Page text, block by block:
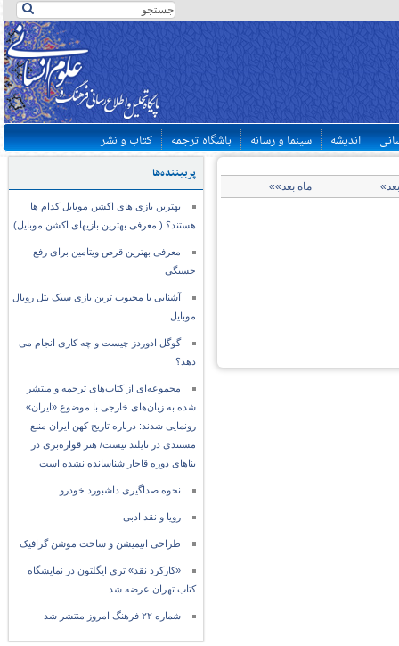
اندیشه سینما و رسانه باشگاه ترجمه کتاب و نشر
پربیننده‌ها
بهترین بازی های اکشن موبایل کدام ها
هستند؟ ( معرفی بهترین بازیهای اکشن موبایل)
معرفی بهترین قرص ویتامین برای رفع
خستگی
آشنایی با محبوب ترین بازی سبک بتل رویال
موبایل
گوگل ادوردز چیست و چه کاری انجام می
دهد؟
مجموعه‌ای از کتاب‌های ترجمه و منتشر
شده به زبان‌های خارجی با موضوع «ایران»
رونمایی شدند: درباره تاریخ کهن ایران منبع
مستندی در تایلند نیست/ هنر قواره‌بری در
بناهای دوره قاجار شناسانده نشده است
نحوه صداگیری داشبورد خودرو
رویا و نقد ادبی
طراحی انیمیشن و ساخت موشن گرافیک
«کارکرد نقد» تری ایگلتون در نمایشگاه
کتاب تهران عرضه شد
شماره ۲۲ فرهنگ امروز منتشر شد
ماه بعد»»